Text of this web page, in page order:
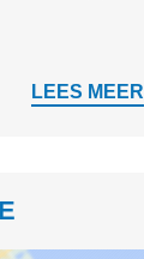
LEES MEER